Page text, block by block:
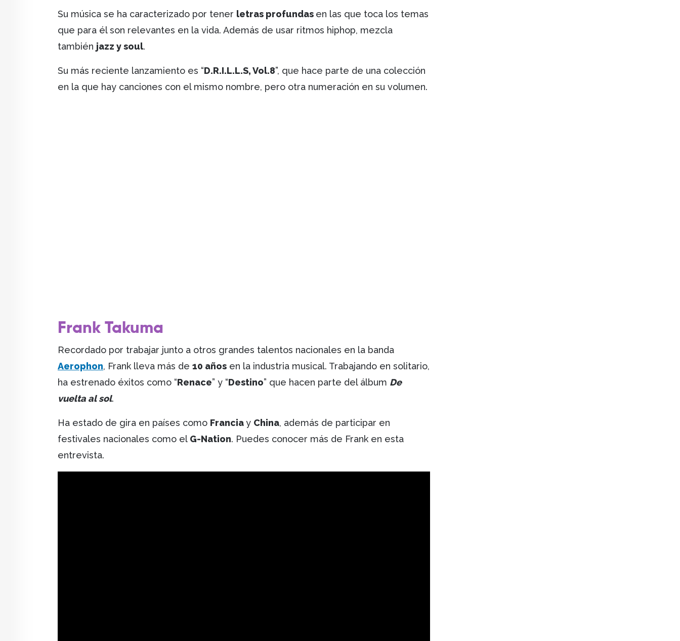
Su música se ha caracterizado por tener letras profundas en las que toca los temas
que para él son relevantes en la vida. Además de usar ritmos hiphop, mezcla
también jazz y soul.
Su más reciente lanzamiento es “D.R.I.L.L.S, Vol.8”, que hace parte de una colección
en la que hay canciones con el mismo nombre, pero otra numeración en su volumen.
Frank Takuma
Recordado por trabajar junto a otros grandes talentos nacionales en la banda
Aerophon, Frank lleva más de 10 años en la industria musical. Trabajando en solitario,
ha estrenado éxitos como “Renace” y “Destino” que hacen parte del álbum De
vuelta al sol.
Ha estado de gira en países como Franciay China, además de participar en
festivales nacionales como el G-Nation. Puedes conocer más de Frank en esta
entrevista.